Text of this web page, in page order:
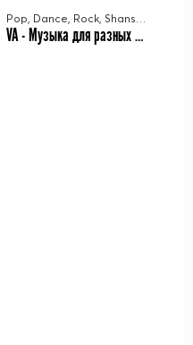
VA - Музыка для разных популярных mp3 сайтов Vol.116 (2025) MP3